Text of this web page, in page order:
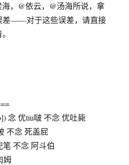
，@依云，@汤海所说，拿
差——对于这些误差，请直接
念 优tiu啵 不念 优吐毙
不念 死盖屁
笔 不念 阿斗伯
姆